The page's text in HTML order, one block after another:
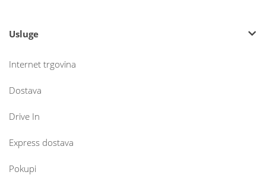
Usluge
Internet trgovina
Dostava
Drive In
Express dostava
Pokupi